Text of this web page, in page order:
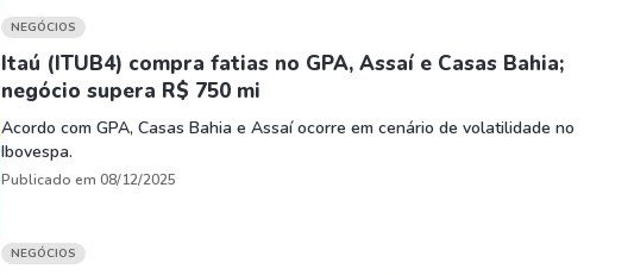
NEGÓCIOS
Itaú (ITUB4) compra fatias no GPA, Assaí e Casas Bahia;
negócio supera R$ 750 mi
Acordo com GPA, Casas Bahia e Assaí ocorre em cenário de volatilidade no
Ibovespa.
Publicado em 08/12/2025
NEGÓCIOS